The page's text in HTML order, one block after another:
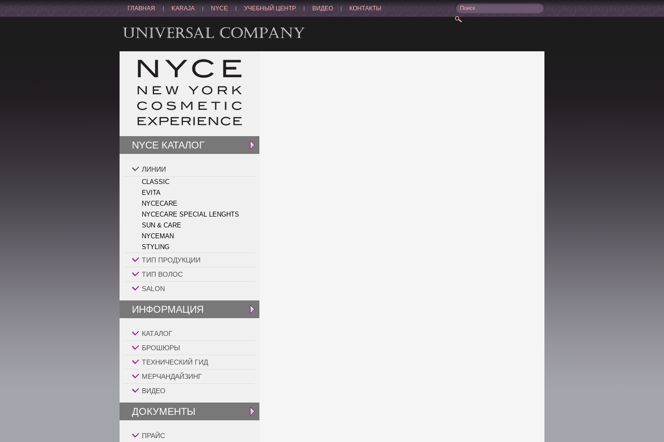
ГЛАВНАЯ KARAJA NYCE УЧЕБНЫЙ ЦЕНТР ВИДЕО КОНТАКТЫ
NYCE КАТАЛОГ
ЛИНИИ
CLASSIC
EVITA
NYCECARE
NYCECARE SPECIAL LENGHTS
SUN & CARE
NYCEMAN
STYLING
ТИП ПРОДУКЦИИ
ТИП ВОЛОС
SALON
ИНФОРМАЦИЯ
КАТАЛОГ
БРОШЮРЫ
ТЕХНИЧЕСКИЙ ГИД
МЕРЧАНДАЙЗИНГ
ВИДЕО
ДОКУМЕНТЫ
ПРАЙС